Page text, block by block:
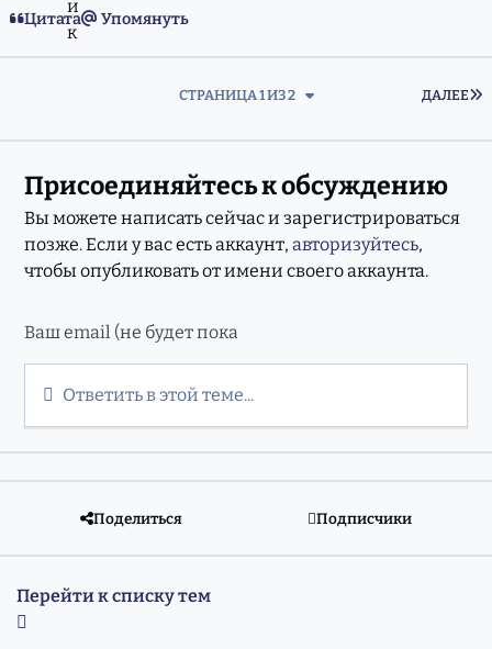
Цитата Упомянуть
ДАЛЕЕ
СТРАНИЦА 1 ИЗ 2
Присоединяйтесь к обсуждению
Вы можете написать сейчас и зарегистрироваться
позже. Если у вас есть аккаунт,авторизуйтесь,
чтобы опубликовать от имени своего аккаунта.
Ответить в этой теме...
Поделиться Подписчики
Перейти к списку тем